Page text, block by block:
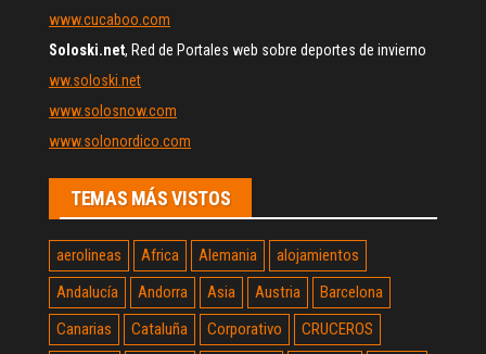
www.cucaboo.com
Soloski.net, Red de Portales web sobre deportes de invierno
ww.soloski.net
www.solosnow.com
www.solonordico.com
TEMAS MÁS VISTOS
aerolineas Africa Alemania
alojamientos
Andalucía
Andorra Asia Austria
Barcelona
Canarias
Cataluña Corporativo
CRUCEROS